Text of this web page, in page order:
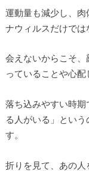
運動量も減少し、
ナウィルスだけでは
会えないからこそ
っていることや心配
落ち込みやすい時
る人がいる」とい
す。
折りを見て、あの